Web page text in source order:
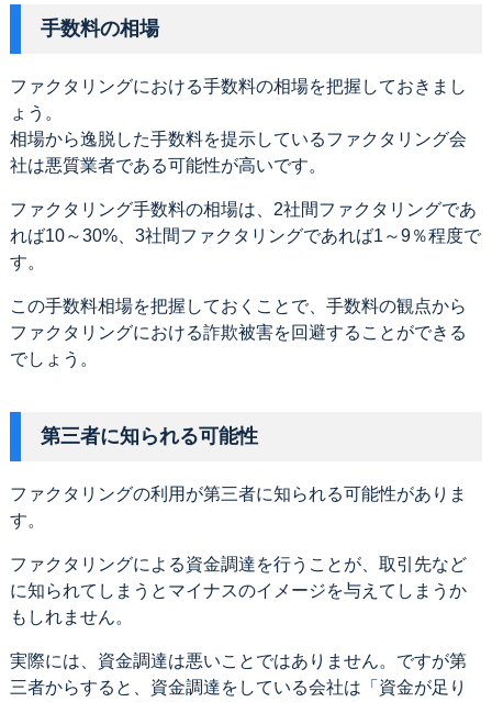
手数料の相場
ファクタリングにおける手数料の相場を把握しておきまし
ょう。
相場から逸脱した手数料を提示しているファクタリング会
社は悪質業者である可能性が高いです。
ファクタリング手数料の相場は、2社間ファクタリングであ
れば10～30%、3社間ファクタリングであれば1～9％程度で
す。
この手数料相場を把握しておくことで、手数料の観点から
ファクタリングにおける詐欺被害を回避することができる
でしょう。
第三者に知られる可能性
ファクタリングの利用が第三者に知られる可能性がありま
す。
ファクタリングによる資金調達を行うことが、取引先など
に知られてしまうとマイナスのイメージを与えてしまうか
もしれません。
実際には、資金調達は悪いことではありません。ですが第
三者からすると、資金調達をしている会社は「資金が足り